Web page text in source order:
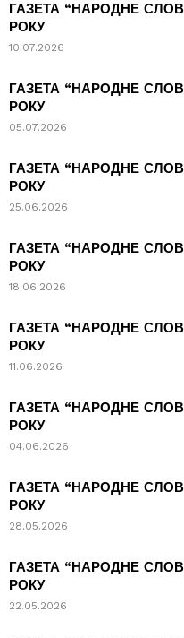
ГАЗЕТА “НАРОДНЕ
РОКУ
10.07.2026
ГАЗЕТА “НАРОДНЕ
РОКУ
05.07.2026
ГАЗЕТА “НАРОДНЕ
РОКУ
25.06.2026
ГАЗЕТА “НАРОДНЕ
РОКУ
18.06.2026
ГАЗЕТА “НАРОДНЕ
РОКУ
11.06.2026
ГАЗЕТА “НАРОДНЕ
РОКУ
04.06.2026
ГАЗЕТА “НАРОДНЕ
РОКУ
28.05.2026
ГАЗЕТА “НАРОДНЕ
РОКУ
22.05.2026